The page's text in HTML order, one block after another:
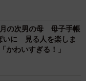
の次男の母 母子手帳
いに 見る人を楽しま
かわいすぎる！」